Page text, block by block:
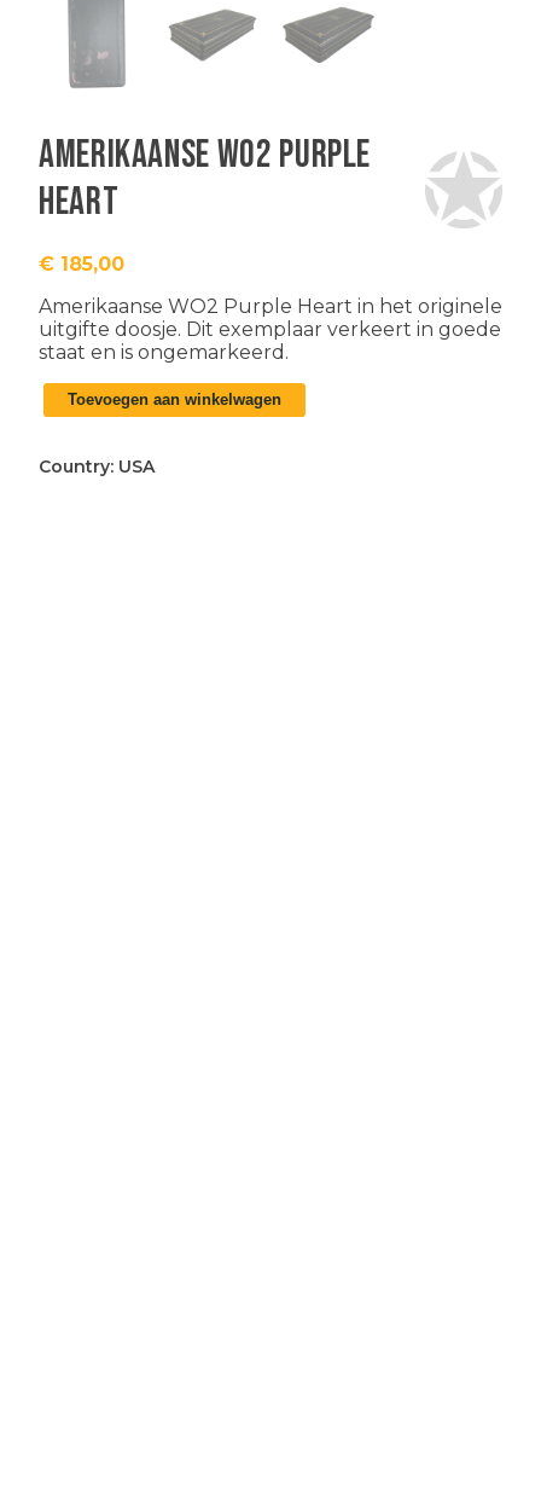
Amerikaanse WO2 Purple
Heart
€ 185,00
Amerikaanse WO2 Purple Heart in het originele
uitgifte doosje. Dit exemplaar verkeert in goede
staat en is ongemarkeerd.
Amerikaanse
WO2
Heart
Toevoegen aan winkelwagen
Country: USA